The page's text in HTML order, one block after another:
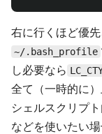
右に行くほど優先
~/.bash_profile
し必要なら
全て（一時的に
シェルスクリプ
などを使いたい